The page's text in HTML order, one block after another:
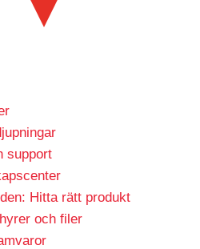
support
Hitta rätt produkt
och filer